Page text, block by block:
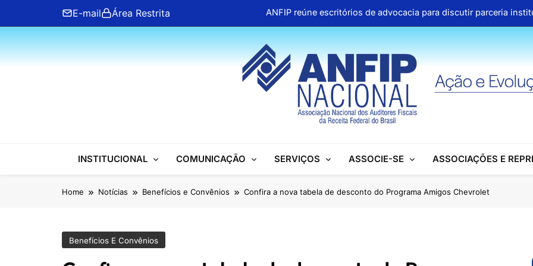
content
E-mail Área Restrita ANFIP reúne escritórios de advocacia para discutir parceria
Honras a um gigante na construção da Seguridade
Pública organiza mobilização no Congresso e
Aproveite os descontos
ANFIP reúne escritórios de advocacia para discutir parceria
Pública organiza mobilização no Congresso e
Aproveite os descontos
ANFIP Nacional
INSTITUCIONAL COMUNICAÇÃO SERVIÇOS ASSOCIE-SE ASSOCIAÇÕES E
Home Notícias Benefícios e Convênios Confira a nova tabela de desconto do Programa Amigos Chevrolet
Benefícios E Convênios